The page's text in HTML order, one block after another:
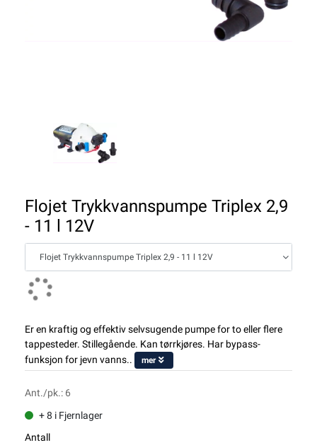
Flojet Trykkvannspumpe Triplex 2,9
- 11 l 12V
Flojet Trykkvannspumpe Triplex 2,9 - 11 l 12V
Er en kraftig og effektiv selvsugende pumpe for to eller flere
tappesteder. Stillegående. Kan tørrkjøres. Har bypass-
funksjon for jevn vanns..
mer
Ant./pk.: 6
+ 8 i Fjernlager
Antall